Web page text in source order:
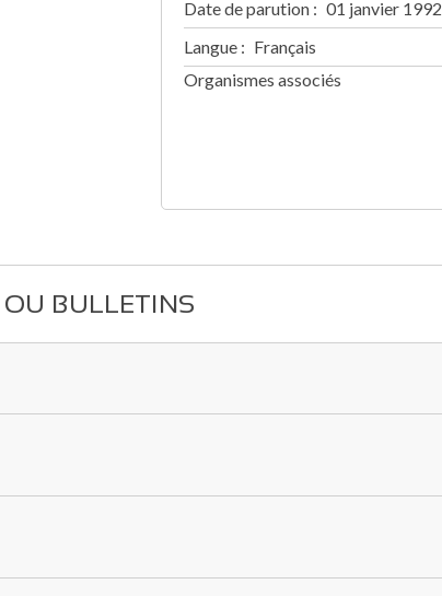
Date de parution
01 janvier 1992
Langue
Français
Organismes associés
BULLETINS